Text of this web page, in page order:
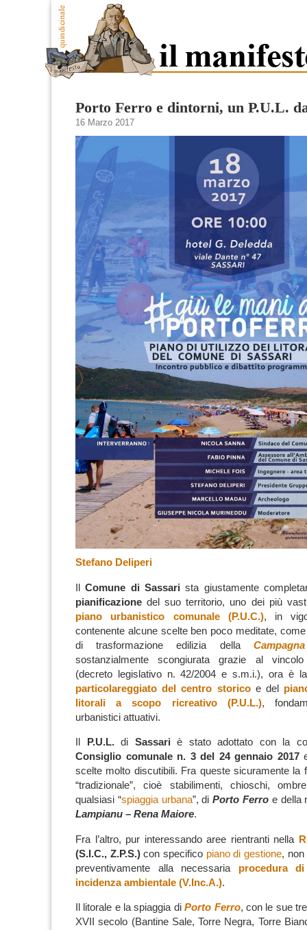
Porto Ferro e dintorni, un P.U.L.
16 Marzo 2017
Stefano Deliperi
IlComune di Sassari sta giustamente
pianificazione del suo territorio, uno dei più
piano urbanistico comunale (P.U.C.), in
contenente alcune scelte ben poco meditate, come
di trasformazione edilizia della
sostanzialmente scongiurata grazie al vincolo
(decreto legislativo n. 42/2004 e s.m.i.), ora è
particolareggiato del centro storicoe del
litorali a scopo ricreativo (P.U.L.),
urbanistici attuativi.
P.U.L.di Sassari è stato adottato con la
Consiglio comunale n. 3 del 24 gennaio 2017e
scelte molto discutibili. Fra queste sicuramente la
“tradizionale”, cioè stabilimenti, chioschi,
qualsiasi “spiaggia urbana”, diPorto Ferro e della
Lampianu – Rena Maiore.
Fra l’altro, pur interessando aree rientranti nella
(S.I.C., Z.P.S.)con specifico piano di gestione, non
preventivamente alla necessaria procedura
incidenza ambientale (V.Inc.A.).
Il litorale e la spiaggia diPorto Ferro, con le sue
XVII secolo (Bantine Sale, Torre Negra, Torre